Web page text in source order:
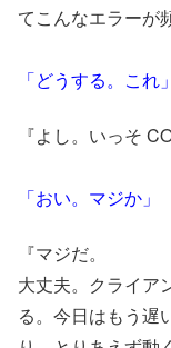
てこんなエラーが
「どうする。これ」
『よし。いっそ
「おい。マジか」
『マジだ。
大丈夫。クライア
る。今日はもう遅